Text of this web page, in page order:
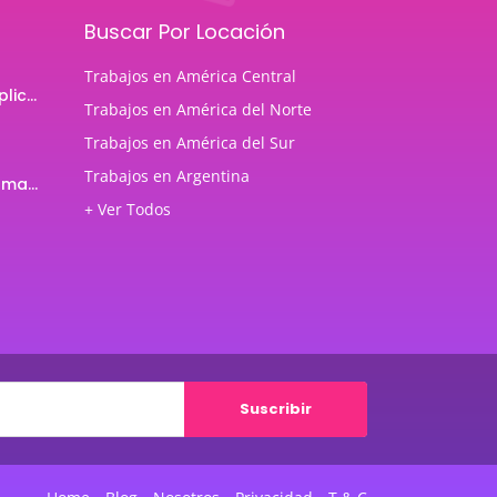
Programador de aplicaciones Android
Profesor de Programación Java
Buscar Por Locación
Trabajos en América Central
Trabajos en América del Norte
Trabajos en América del Sur
Trabajos en Argentina
+ Ver Todos
Suscribir